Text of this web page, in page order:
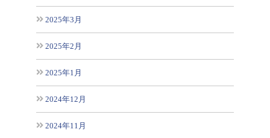
2025年3月
2025年2月
2025年1月
2024年12月
2024年11月